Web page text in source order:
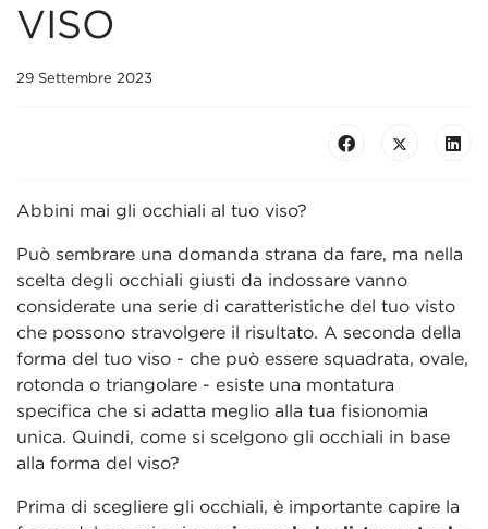
VISO
29 Settembre 2023
Abbini mai gli occhiali al tuo viso?
Può sembrare una domanda strana da fare, ma nella
scelta degli occhiali giusti da indossare vanno
considerate una serie di caratteristiche del tuo visto
che possono stravolgere il risultato. A seconda della
forma del tuo viso - che può essere squadrata, ovale,
rotonda o triangolare - esiste una montatura
specifica che si adatta meglio alla tua fisionomia
unica. Quindi, come si scelgono gli occhiali in base
alla forma del viso?
Prima di scegliere gli occhiali, è importante capire la